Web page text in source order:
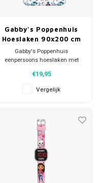
Gabby's Poppenhuis
Hoeslaken 90x200 cm
Gabby's Poppenhuis
eenpersoons hoeslaken met
haar kattenvriendjes: Cakey,
Pandy Poek, Doerak, Baby Box
Kat, DJ Kattenkruid, Meermin
banden past het laken strak om
het matras.
Materiaal
€19,95
Vergelijk